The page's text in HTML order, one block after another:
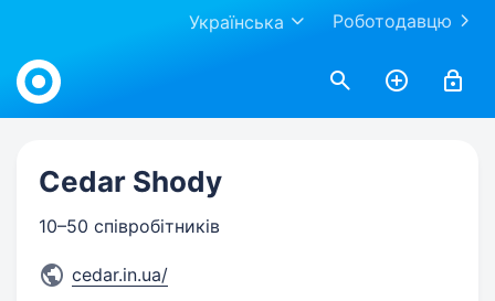
Роботодавцю
Українська
Work.ua
Cedar Shody
10–50 співробітників
cedar.in.ua/